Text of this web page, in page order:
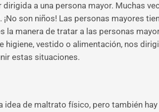
a una persona mayor. Muchas
son niños! Las personas mayores
la manera de tratar a las personas
vestido o alimentación, nos
estas situaciones.
de maltrato físico, pero también